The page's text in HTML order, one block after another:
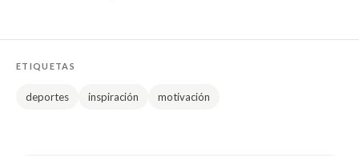
ETIQUETAS
deportes inspiración motivación